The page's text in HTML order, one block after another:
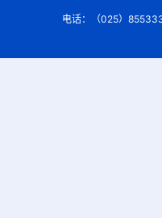
电话：（025）